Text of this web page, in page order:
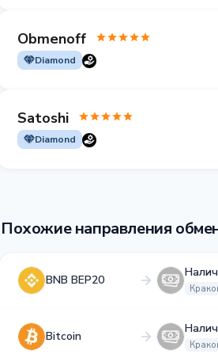
Obmenoff
Diamond
Satoshi
Diamond
Похожие направления
BNB BEP20
Bitcoin